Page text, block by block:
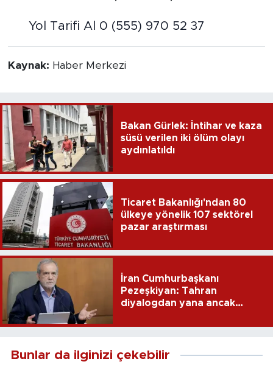
Yol Tarifi Al 0 (555) 970 52 37
Kaynak: Haber Merkezi
Bakan Gürlek: İntihar ve kaza
süsü verilen iki ölüm olayı
aydınlatıldı
Ticaret Bakanlığı'ndan 80
ülkeye yönelik 107 sektörel
pazar araştırması
İran Cumhurbaşkanı
Pezeşkiyan: Tahran
diyalogdan yana ancak
Bunlar da ilginizi çekebilir